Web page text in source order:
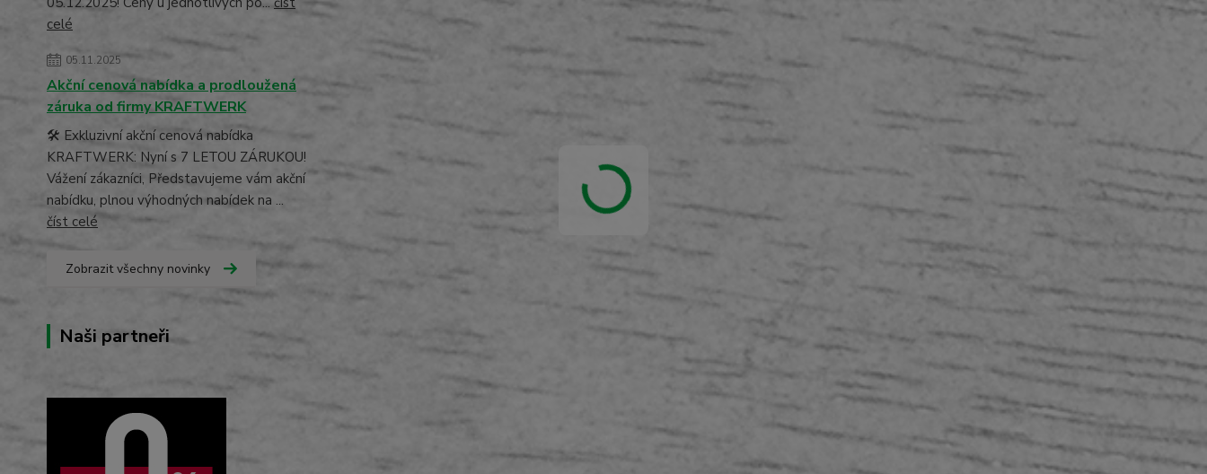
celé
05.11.2025
Akční cenová nabídka a prodloužená
záruka od firmy KRAFTWERK
🛠️ Exkluzivní akční cenová nabídka
KRAFTWERK: Nyní s 7 LETOU ZÁRUKOU!
Vážení zákazníci, Představujeme vám akční
nabídku, plnou výhodných nabídek na ...
číst celé
Zobrazit všechny novinky
Naši partneři